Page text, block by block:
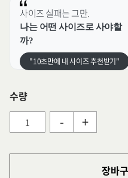
사이즈 실패는 그만.
나는 어떤 사이즈로 사야할
까?
"10초만에 내 사이즈 추천받기"
수량
- +
장바